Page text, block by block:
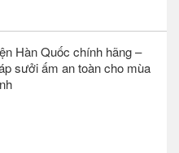
Hàn Quốc chính hãng –
sưởi ấm an toàn cho mùa